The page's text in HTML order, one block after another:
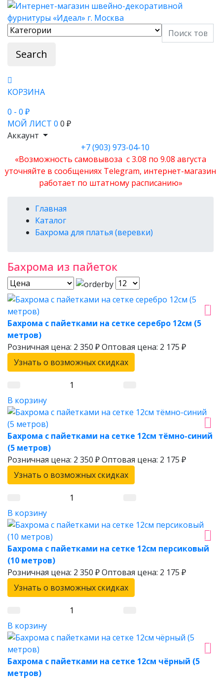
Search
КОРЗИНА
0 - 0 ₽
МОЙ ЛИСТ 0 0 ₽
Аккаунт
+7 (903) 973-04-10
«Возможность самовывоза с 3.08 по 9.08 августа
уточняйте в сообщениях Telegram, интернет-магазин
работает по штатному расписанию»
Главная
Каталог
Бахрома для платья (веревки)
Бахрома из пайеток
Бахрома с пайетками на сетке серебро 12см (5
метров)
Розничная цена: 2 350 ₽Оптовая цена: 2 175 ₽
Узнать о возможных скидках
В корзину
Бахрома с пайетками на сетке 12см тёмно-синий
(5 метров)
Розничная цена: 2 350 ₽Оптовая цена: 2 175 ₽
Узнать о возможных скидках
В корзину
Бахрома с пайетками на сетке 12см персиковый
(10 метров)
Розничная цена: 2 350 ₽Оптовая цена: 2 175 ₽
Узнать о возможных скидках
В корзину
Бахрома с пайетками на сетке 12см чёрный (5
метров)